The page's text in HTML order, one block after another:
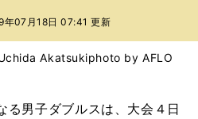
年07月18日 07:41 更新
Akatsukiphoto by AFLO
男子ダブルスは、大会４日